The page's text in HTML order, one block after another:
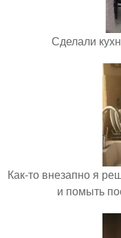
Сделали
Как-то внезапно я
и помыть